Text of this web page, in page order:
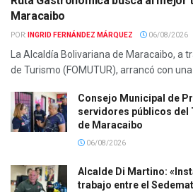
Maracaibo
POR: INGRID FERNÁNDEZ MÁRQUEZ 06/08/2026
La Alcaldía Bolivariana de Maracaibo, a
de Turismo (FOMUTUR), arrancó con una
Consejo Municipal de
servidores públicos del
de Maracaibo
06/08/2026
Alcalde Di Martino:
trabajo entre el